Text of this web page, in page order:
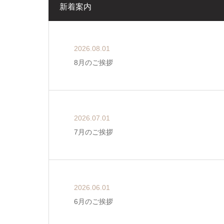
新着案内
2026.08.01
8月のご挨拶
2026.07.01
7月のご挨拶
2026.06.01
6月のご挨拶